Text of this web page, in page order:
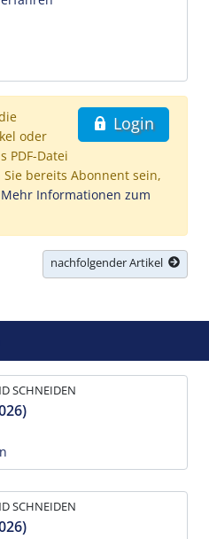
Login
oder
PDF-Datei
bereits Abonnent sein,
Mehr Informationen zum
nachfolgender Artikel
SCHNEIDEN
SCHNEIDEN